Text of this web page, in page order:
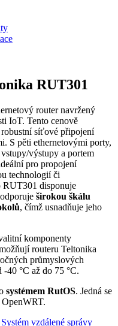
RUT301
routernavržený
IoT. Tento cenově
síťové připojení
S pěti ethernetovými porty,
výstupy a portem
pro propojení
technologií či
RUT301 disponuje
širokou škálu
, čímž usnadňuje jeho
komponenty
routeru Teltonika
průmyslových
40 °C až do 75 °C.
systémem RutOS. Jedná se
Systém vzdálené správy